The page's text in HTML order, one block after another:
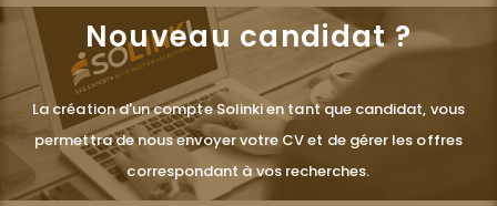
Nouveau candidat ?
La création d'un compte Solinki en tant que candidat, vous
permettra de nous envoyer votre CV et de gérer les offres
correspondant à vos recherches.